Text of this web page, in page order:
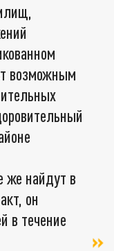
возможным
же найдут в
он
в течение